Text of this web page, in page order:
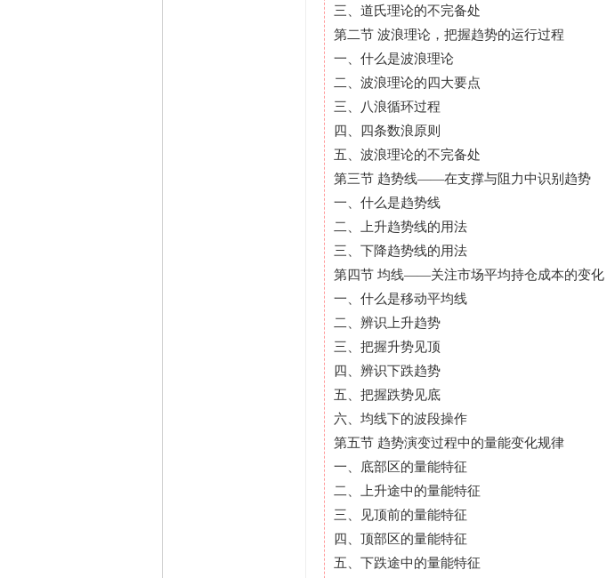
三、道氏理论的不完备处
第二节 波浪理论，把握趋势的运行过程
一、什么是波浪理论
二、波浪理论的四大要点
三、八浪循环过程
四、四条数浪原则
五、波浪理论的不完备处
第三节 趋势线——在支撑与阻力中识别趋势
一、什么是趋势线
二、上升趋势线的用法
三、下降趋势线的用法
第四节 均线——关注市场平均持仓成本的变化
一、什么是移动平均线
二、辨识上升趋势
三、把握升势见顶
四、辨识下跌趋势
五、把握跌势见底
六、均线下的波段操作
第五节 趋势演变过程中的量能变化规律
一、底部区的量能特征
二、上升途中的量能特征
三、见顶前的量能特征
四、顶部区的量能特征
五、下跌途中的量能特征